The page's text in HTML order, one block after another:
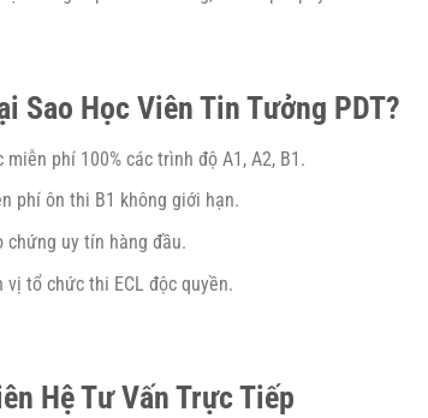
Sao Học Viên Tin Tưởng PDT?
miễn phí 100% các trình độ A1, A2, B1.
phí ôn thi B1 không giới hạn.
chứng uy tín hàng đầu.
vị tổ chức thi ECL độc quyền.
Hệ Tư Vấn Trực Tiếp